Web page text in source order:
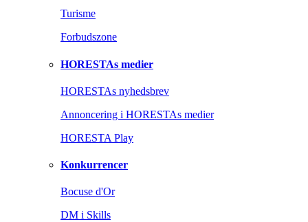
Turisme
Forbudszone
HORESTAs medier
HORESTAs nyhedsbrev
Annoncering i HORESTAs medier
HORESTA Play
Konkurrencer
Bocuse d'Or
DM i Skills